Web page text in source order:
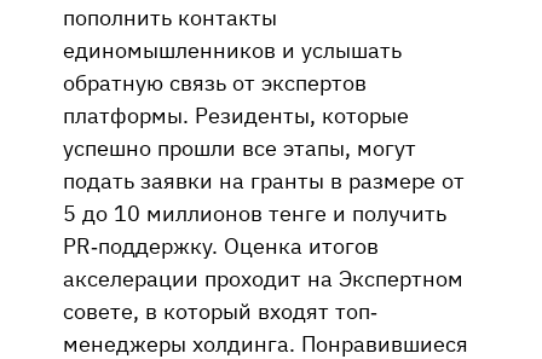
пополнить контакты
единомышленников и услышать
обратную связь от экспертов
платформы. Резиденты, которые
успешно прошли все этапы, могут
подать заявки на гранты в размере от
5 до 10 миллионов тенге и получить
PR-поддержку. Оценка итогов
акселерации проходит на Экспертном
совете, в который входят топ-
менеджеры холдинга. Понравившиеся